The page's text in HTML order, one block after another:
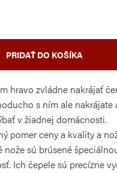
PRIDAŤ DO KOŠÍKA
hravo zvládne nakrájať
s ním ale
v žiadnej domácnosti.
pomer ceny a kvality a
sú brúsené
Ich čepele sú precízne